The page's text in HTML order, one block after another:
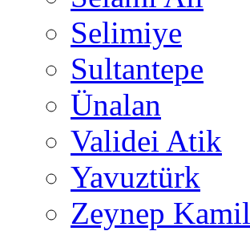
Selimiye
Sultantepe
Ünalan
Validei Atik
Yavuztürk
Zeynep Kamil